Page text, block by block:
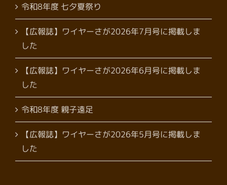
令和8年度 七夕夏祭り
【広報誌】ワイヤーさが2026年7月号に掲載しま
した
【広報誌】ワイヤーさが2026年6月号に掲載しま
した
令和8年度 親子遠足
【広報誌】ワイヤーさが2026年5月号に掲載しま
した